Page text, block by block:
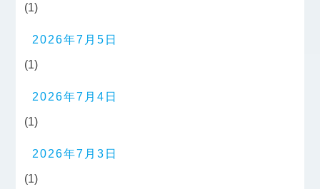
(1)
2026年7月5日
(1)
2026年7月4日
(1)
2026年7月3日
(1)